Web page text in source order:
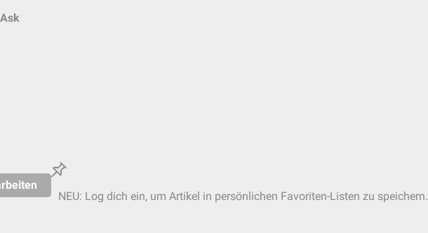
Ask
NEU: Log dich ein, um Artikel in persönlichen Favoriten-Listen zu speichern.